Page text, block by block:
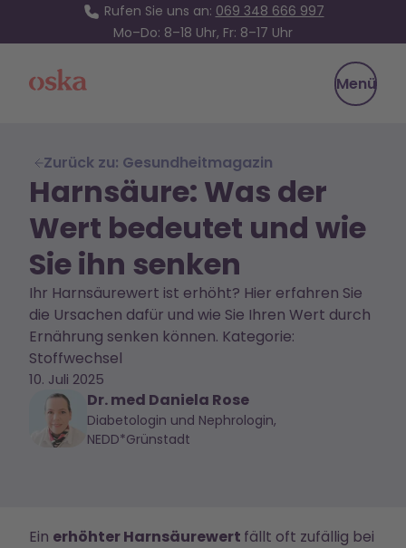
Rufen Sie uns an: 069 348 666 997
Mo–Do: 8–18 Uhr, Fr: 8–17 Uhr
Oska Health Menü
Zurück zu: Gesundheitmagazin
Harnsäure: Was der
Wert bedeutet und wie
Sie ihn senken
Ihr Harnsäurewert ist erhöht? Hier erfahren Sie
die Ursachen dafür und wie Sie Ihren Wert durch
Ernährung senken können. Kategorie:
Stoffwechsel
10. Juli 2025
Dr. med Daniela Rose
Diabetologin und Nephrologin,
NEDD*Grünstadt
Ein erhöhter Harnsäurewert fällt oft zufällig bei